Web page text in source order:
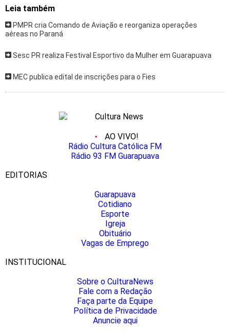
Leia também
PMPR cria Comando de Aviação e reorganiza operações
aéreas no Paraná
Sesc PR realiza Festival Esportivo da Mulher em Guarapuava
MEC publica edital de inscrições para o Fies
AO VIVO!
Rádio Cultura Católica FM
Rádio 93 FM Guarapuava
EDITORIAS
Guarapuava
Cotidiano
Esporte
Igreja
Obituário
Vagas de Emprego
INSTITUCIONAL
Sobre o CulturaNews
Fale com a Redação
Faça parte da Equipe
Política de Privacidade
Anuncie aqui